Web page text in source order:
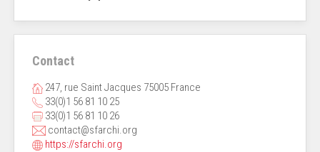
Contact
247, rue Saint Jacques 75005 France
33(0)1 56 81 10 25
33(0)1 56 81 10 26
contact@sfarchi.org
https://sfarchi.org